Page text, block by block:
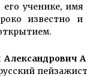
его ученике, имя
известно и